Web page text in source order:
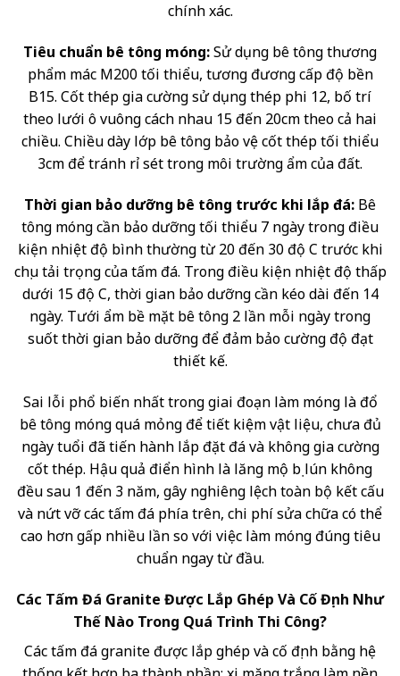
chính xác.
Tiêu chuẩn bê tông móng:Sử dụng bê tông thương
phẩm mác M200 tối thiểu, tương đương cấp độ bền
B15. Cốt thép gia cường sử dụng thép phi 12, bố trí
theo lưới ô vuông cách nhau 15 đến 20cm theo cả hai
chiều. Chiều dày lớp bê tông bảo vệ cốt thép tối thiểu
3cm để tránh rỉ sét trong môi trường ẩm của đất.
Thời gian bảo dưỡng bê tông trước khi lắp đá: Bê
tông móng cần bảo dưỡng tối thiểu 7 ngày trong điều
kiện nhiệt độ bình thường từ 20 đến 30 độ C trước khi
chịu tải trọng của tấm đá. Trong điều kiện nhiệt độ thấp
dưới 15 độ C, thời gian bảo dưỡng cần kéo dài đến 14
ngày. Tưới ẩm bề mặt bê tông 2 lần mỗi ngày trong
suốt thời gian bảo dưỡng để đảm bảo cường độ đạt
thiết kế.
Sai lỗi phổ biến nhất trong giai đoạn làm móng là đổ
bê tông móng quá mỏng để tiết kiệm vật liệu, chưa đủ
ngày tuổi đã tiến hành lắp đặt đá và không gia cường
cốt thép. Hậu quả điển hình là lăng mộ bị lún không
đều sau 1 đến 3 năm, gây nghiêng lệch toàn bộ kết cấu
và nứt vỡ các tấm đá phía trên, chi phí sửa chữa có thể
cao hơn gấp nhiều lần so với việc làm móng đúng tiêu
chuẩn ngay từ đầu.
Các Tấm Đá Granite Được Lắp Ghép Và Cố Định Như
Thế Nào Trong Quá Trình Thi Công?
Các tấm đá granite được lắp ghép và cố định bằng hệ